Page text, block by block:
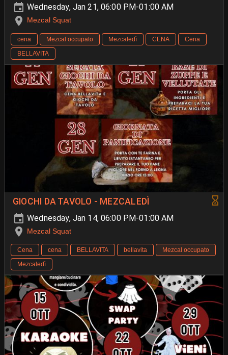
Wednesday, Jan 21, 06:00 PM-01:00 AM
Mezcal Squat
cena Mezcal occupato Mezcaledì CENA
Cena
BELLAVITA
GIOCHI DA TAVOLO - MEZCALEDÌ
Wednesday, Jan 14, 06:00 PM-01:00 AM
Mezcal Squat
Cena cena BELLAVITA bellavita
Mezcal occupato
Mezcaledì